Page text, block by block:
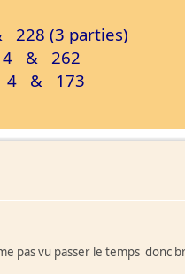
(3 parties)
& 262
4 & 173
pas vu passer le temps